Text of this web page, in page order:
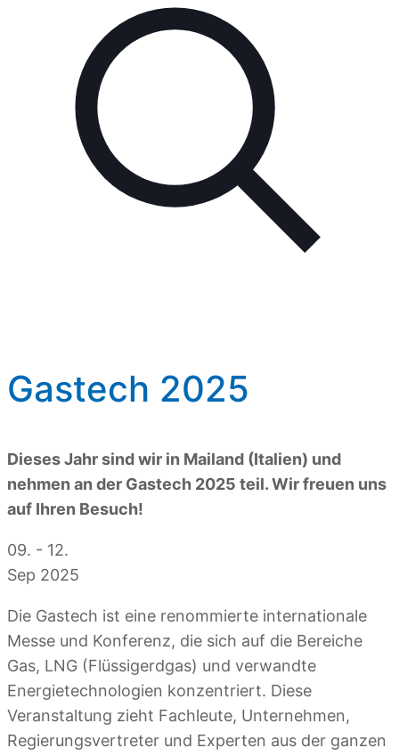
Gastech 2025
Dieses Jahr sind wir in Mailand (Italien) und
nehmen an der Gastech 2025 teil. Wir freuen uns
auf Ihren Besuch!
09. - 12.
Sep 2025
Die Gastech ist eine renommierte internationale
Messe und Konferenz, die sich auf die Bereiche
Gas, LNG (Flüssigerdgas) und verwandte
Energietechnologien konzentriert. Diese
Veranstaltung zieht Fachleute, Unternehmen,
Regierungsvertreter und Experten aus der ganzen